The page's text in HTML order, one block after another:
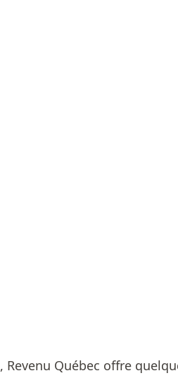
, Revenu Québec offre